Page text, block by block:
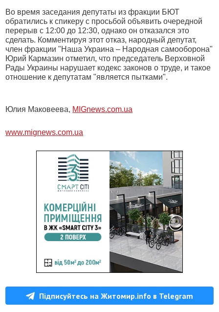
Во время заседания депутаты из фракции БЮТ
обратились к спикеру с просьбой объявить очередной
перерыв с 12:00 до 12:30, однако он отказался это
сделать. Комментируя этот отказ, народный депутат,
член фракции "Наша Украина – Народная самооборона"
Юрий Кармазин отметил, что председатель Верховной
Рады Украины нарушает кодекс законов о труде, и такое
отношение к депутатам "является пытками".
Юлия Маковеева, MIGnews.com.ua
www.mignews.com.ua
Підписуйтесь на Житомир.info в Telegram